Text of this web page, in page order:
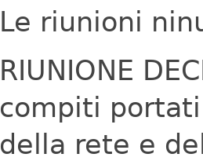
Le riunioni
RIUNIONE
compiti
della rete e